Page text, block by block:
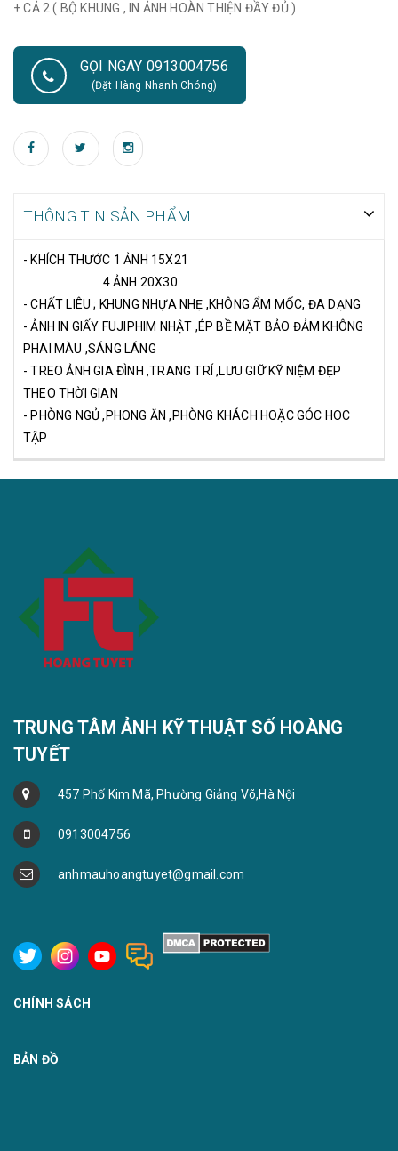
+ CẢ 2 ( BỘ KHUNG , IN ẢNH HOÀN THIỆN ĐẦY ĐỦ )
GỌI NGAY 0913004756
(Đặt Hàng Nhanh Chóng)
THÔNG TIN SẢN PHẨM
- KHÍCH THƯỚC 1 ẢNH 15X21
4 ẢNH 20X30
- CHẤT LIÊU ; KHUNG NHỰA NHẸ ,KHÔNG ẨM MỐC, ĐA DẠNG
- ẢNH IN GIẤY FUJIPHIM NHẬT ,ÉP BỀ MẶT BẢO ĐẢM KHÔNG
PHAI MÀU ,SÁNG LÁNG
- TREO ẢNH GIA ĐÌNH ,TRANG TRÍ ,LƯU GIỮ KỸ NIỆM ĐẸP
THEO THỜI GIAN
- PHÒNG NGỦ ,PHONG ĂN ,PHÒNG KHÁCH HOẶC GÓC HOC
TẬP
TRUNG TÂM ẢNH KỸ THUẬT SỐ HOÀNG
TUYẾT
457 Phố Kim Mã, Phường Giảng Võ,Hà Nội
0913004756
anhmauhoangtuyet@gmail.com
CHÍNH SÁCH
BẢN ĐỒ